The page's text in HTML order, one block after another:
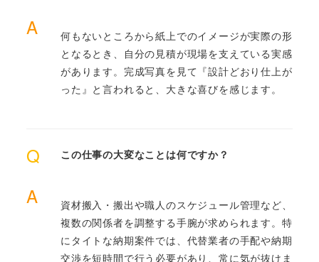
A
何もないところから紙上でのイメージが実際の形
となるとき、自分の見積が現場を支えている実感
があります。完成写真を見て『設計どおり仕上が
った』と言われると、大きな喜びを感じます。
Q この仕事の大変なことは何ですか？
A
資材搬入・搬出や職人のスケジュール管理など、
複数の関係者を調整する手腕が求められます。特
にタイトな納期案件では、代替業者の手配や納期
交渉を短時間で行う必要があり、常に気が抜けま